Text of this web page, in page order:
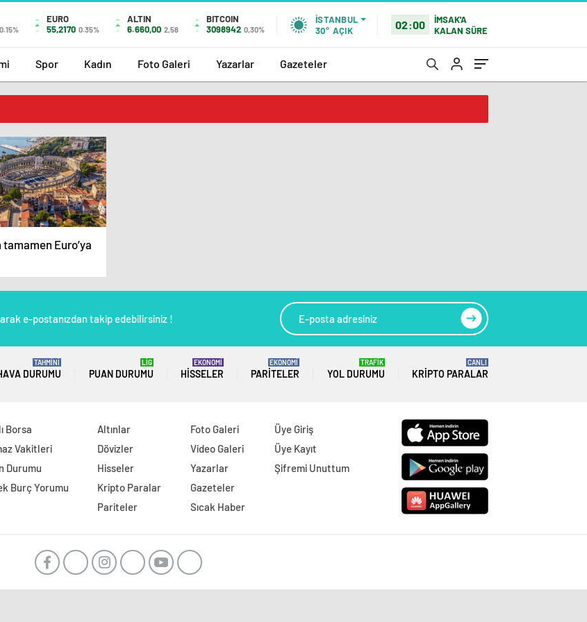
0.15%
EURO
55,2170 0.35%
ALTIN
6.660,00 2,58
BITCOIN
3098942 0,30%
İSTANBUL
30° AÇIK 02:00
İMSAK'A
KALAN SÜRE
Spor Kadın Foto Galeri Yazarlar Gazeteler
tamamen Euro’ya
e-postanızdan takip edebilirsiniz !
DURUMU
TAHMİNİ
PUAN DURUMU
LİG
HISSELER
EKONOMİ
PARITELER
EKONOMİ
YOL DURUMU
TRAFİK
KRIPTO PARALAR
CANLI
Borsa
Vakitleri
Durumu
Burç Yorumu
Altınlar
Dövizler
Hisseler
Kripto Paralar
Pariteler
Foto Galeri
Video Galeri
Yazarlar
Gazeteler
Sıcak Haber
Üye Giriş
Üye Kayıt
Şifremi Unuttum